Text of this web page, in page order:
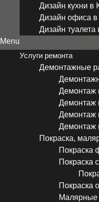
Дизайн кухни в
Дизайн офиса в
Дизайн туалета
Menu
Услуги ремонта
Демонтажные
Демонтаж
Демонтаж
Демонтаж
Демонтаж
Покраска,
Покраска
Покраска
Покраска
Малярные